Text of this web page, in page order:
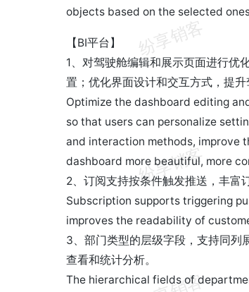
objects based on the selected
【BI平台】
1、对驾驶舱编辑和展示页面进行优
置；优化界面设计和交互方式，提
Optimize the dashboard editing
so that users can personalize
and interaction methods, improve
dashboard more beautiful, more
2、订阅支持按条件触发推送，丰富
Subscription supports triggering
improves the readability of
3、部门类型的层级字段，支持同列
查看和统计分析。
The hierarchical fields of